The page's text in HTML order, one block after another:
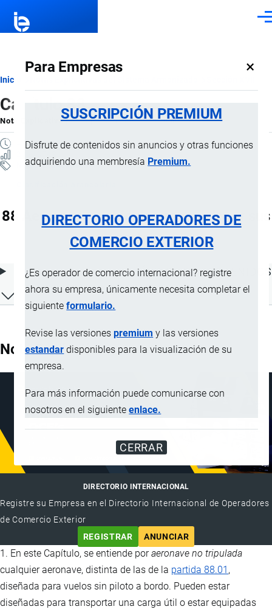
Para Empresas ×
SUSCRIPCIÓN PREMIUM
Disfrute de contenidos sin anuncios y otras funciones
adquiriendo una membresía Premium.
DIRECTORIO OPERADORES DE
COMERCIO EXTERIOR
¿Es operador de comercio internacional? registre
ahora su empresa, únicamente necesita completar el
siguienteformulario.
Revise las versionespremium y las versiones
estandar disponibles para la visualización de su
empresa.
Para más información puede comunicarse con
nosotros en el siguienteenlace.
CERRAR
Ruta
de
navegación
Inicio
Capítulo 88
Nota ExplicativaporImportaciones …, 15 Julio, 2024
4 MINUTOS
Notas Explicativas
88 Aeronaves, vehículos espaciales, y sus
partes
ÍNDICE DE CONTENIDOS
Nota Explicativa
DIRECTORIO INTERNACIONAL
Registre su Empresa en el Directorio Internacional de Operadores
de Comercio Exterior
REGISTRAR
ANUNCIAR
1. En este Capítulo, se entiende poraeronave no tripulada
cualquier aeronave, distinta de las de la partida 88.01 ,
diseñada para vuelos sin piloto a bordo. Pueden estar
diseñadas para transportar una carga útil o estar equipadas